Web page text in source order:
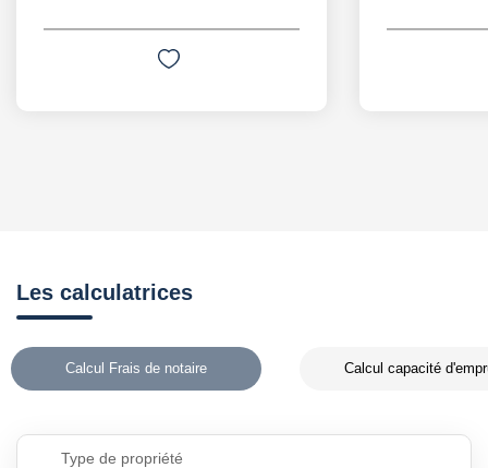
Les calculatrices
Calcul Frais de notaire Calcul capacité